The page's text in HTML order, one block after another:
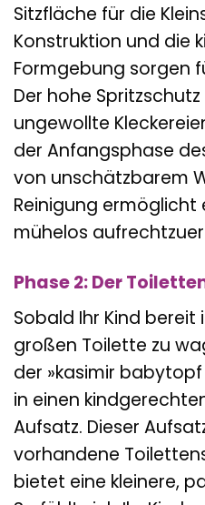
Sitzfläche für die
Konstruktion und die
Formgebung sorgen
Der hohe
ungewollte
der Anfangsphase
von unschätzbarem
Reinigung ermöglicht
mühelos
Phase 2: Der
Sobald Ihr Kind bereit
großen Toilette zu
der »kasimir babytopf
in einen
Aufsatz. Dieser
vorhandene
bietet eine kleinere,